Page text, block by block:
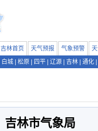
吉林首页 天气预报 气象预警
白城 松原 四平 辽源 吉林 通化
吉林市气象局